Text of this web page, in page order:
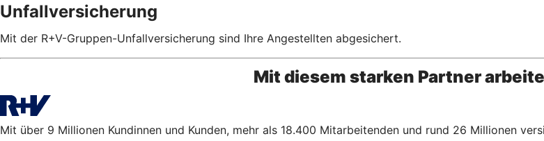
Unfallversicherung
Mit der R+V-Gruppen-Unfallversicherung sind Ihre Angestellten abgesichert.
Mit diesem starken Partner
Mit über 9 Millionen Kundinnen und Kunden, mehr als 18.400 Mitarbeitenden und rund 26 Millionen